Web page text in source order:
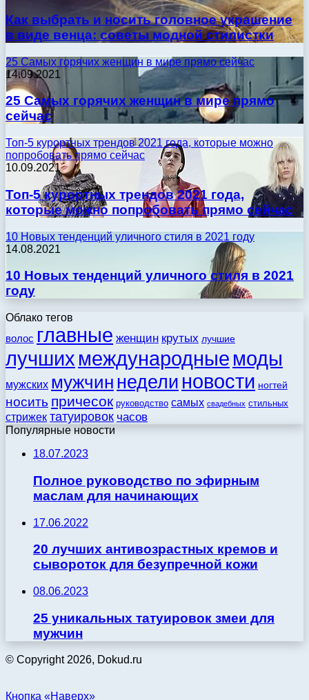
Как выбрать и носить головное украшение
в виде венца: советы модной стилистки
25 Самых горячих женщин в мире прямо сейчас
14.09.2021
25 Самых горячих женщин в мире прямо
сейчас
Топ-5 курортных трендов 2021 года, которые можно
попробовать прямо сейчас
10.09.2021
Топ-5 курортных трендов 2021 года,
которые можно попробовать прямо сейчас
10 Новых тенденций уличного стиля в 2021 году
14.08.2021
10 Новых тенденций уличного стиля в 2021
году
Облако тегов
волос главные женщин крутых лучшие
лучших международные моды
мужских мужчин недели новости ногтей
носить причесок руководство самых свадебных стильных
стрижек татуировок часов
Популярные новости
18.07.2023
Полное руководство по эфирным
маслам для начинающих
17.06.2022
20 лучших антивозрастных кремов и
сывороток для безупречной кожи
08.06.2023
25 уникальных татуировок змеи для
мужчин
© Copyright 2026, Dokud.ru
Кнопка «Наверх»